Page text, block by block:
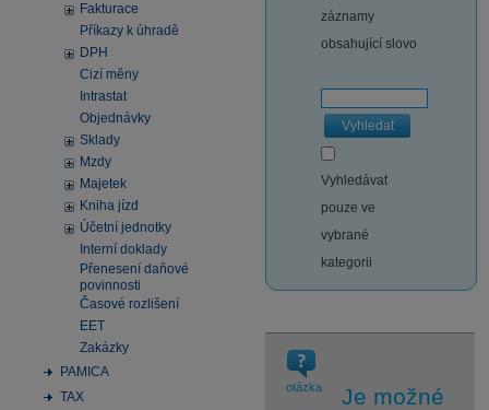
Fakturace
Příkazy k úhradě
DPH
Cizí měny
Intrastat
Objednávky
Sklady
Mzdy
Majetek
Kniha jízd
Účetní jednotky
Interní doklady
Přenesení daňové
povinnosti
Časové rozlišení
EET
Zakázky
PAMICA
TAX
záznamy
obsahující slovo
Vyhledat
Vyhledávat
pouze ve
vybrané
kategorii
otázka
Je možné